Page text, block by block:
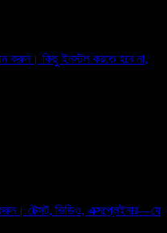
করুন। কিছু ইনস্টল করতে হবে না,
টেক্সট, ভিডিও, এক্সপ্লেইনার—যে